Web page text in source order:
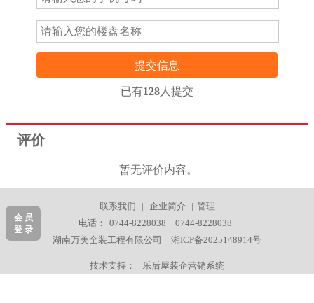
提交信息
已有128人提交
评价
暂无评价内容。
联系我们 | 企业简介 | 管理
电话：
0744-8228038
0744-8228038
湖南万美全装工程有限公司
湘ICP备2025148914号
技术支持： 乐后屋装企营销系统
会 员
登 录